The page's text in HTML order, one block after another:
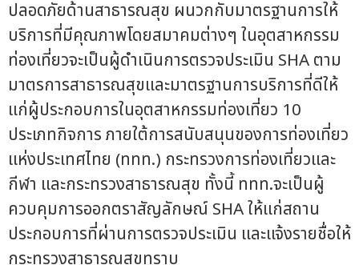
ปลอดภัยด้านสาธารณสุข ผนวกกับมาตรฐานการให้
บริการที่มีคุณภาพโดยสมาคมต่างๆ ในอุตสาหกรรม
ท่องเที่ยวจะเป็นผู้ดำเนินการตรวจประเมิน SHA ตาม
มาตรการสาธารณสุขและมาตรฐานการบริการที่ดีให้
แก่ผู้ประกอบการในอุตสาหกรรมท่องเที่ยว 10
ประเภทกิจการ ภายใต้การสนับสนุนของการท่องเที่ยว
แห่งประเทศไทย (ททท.) กระทรวงการท่องเที่ยวและ
กีฬา และกระทรวงสาธารณสุข ทั้งนี้ ททท.จะเป็นผู้
ควบคุมการออกตราสัญลักษณ์ SHA ให้แก่สถาน
ประกอบการที่ผ่านการตรวจประเมิน และแจ้งรายชื่อให้
กระทรวงสาธารณสุขทราบ